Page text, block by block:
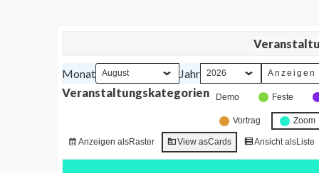
Monat
Jahr
Veranstaltungskategorien
Demo Feste
Vortrag Zoom
Anzeigen alsRaster View asCards Ansicht alsListe